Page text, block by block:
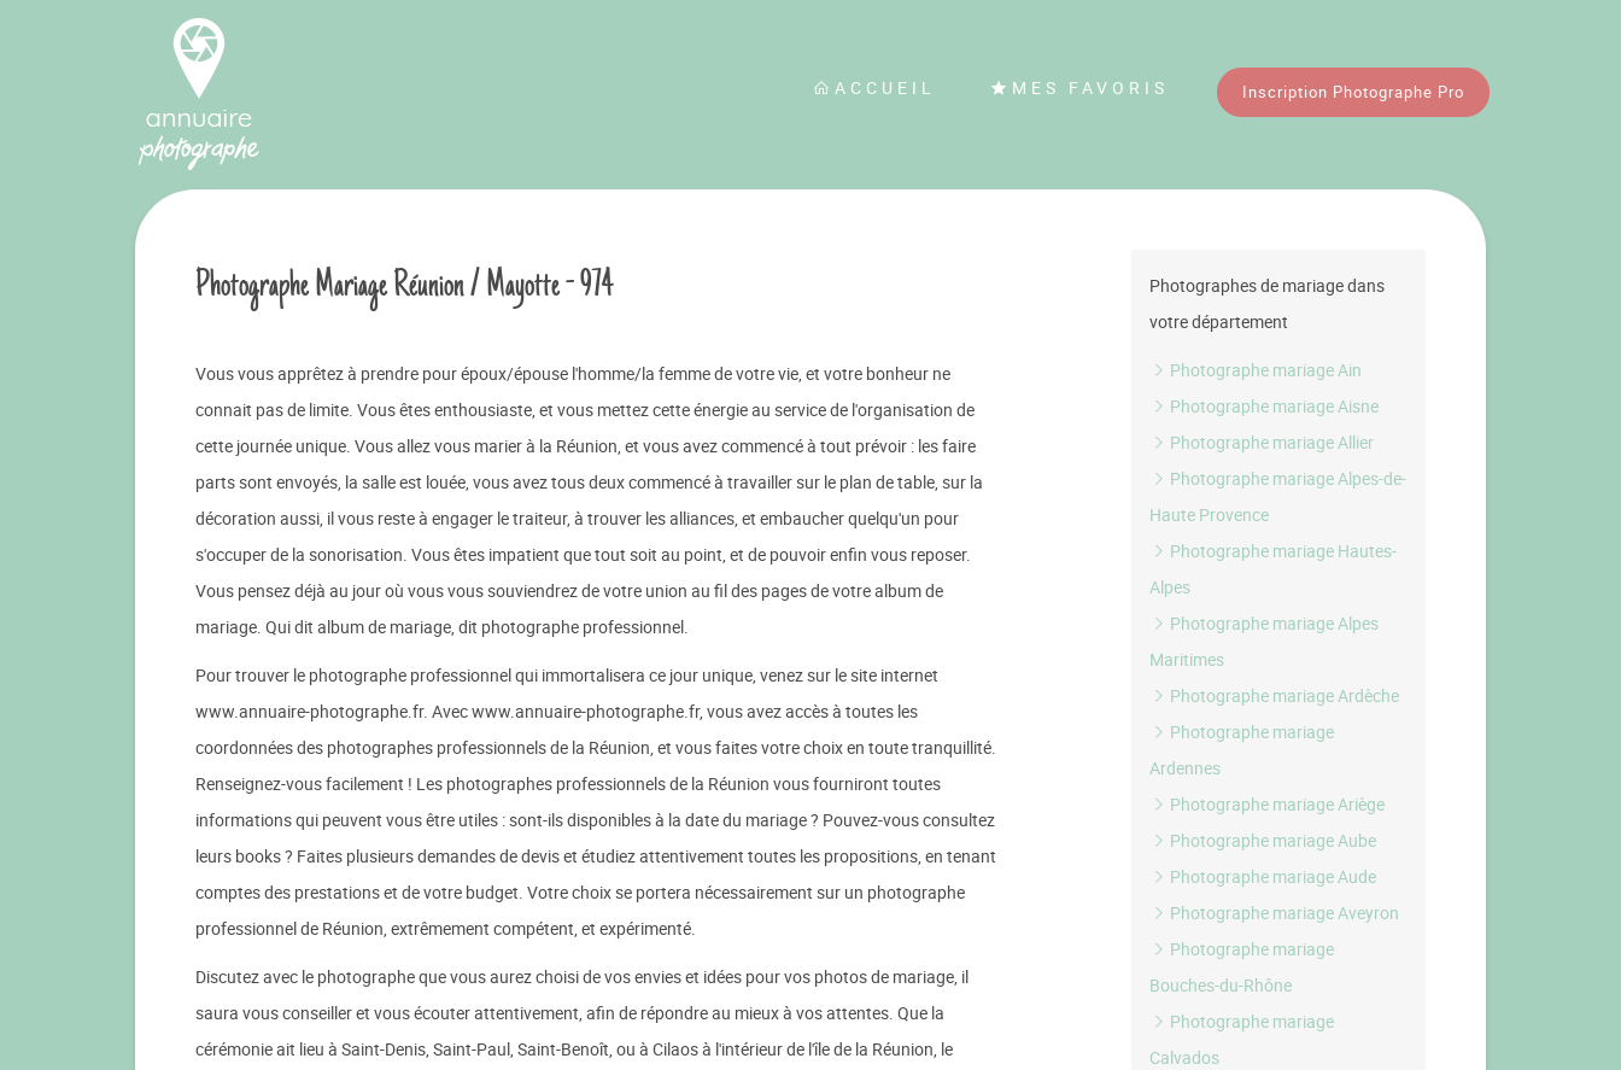
ACCUEIL MES FAVORIS Inscription Photographe Pro
Photographe Mariage Réunion / Mayotte - 974
Vous vous apprêtez à prendre pour époux/épouse l'homme/la femme de votre vie, et votre bonheur ne
connait pas de limite. Vous êtes enthousiaste, et vous mettez cette énergie au service de l'organisation de
cette journée unique. Vous allez vous marier à la Réunion, et vous avez commencé à tout prévoir : les faire
parts sont envoyés, la salle est louée, vous avez tous deux commencé à travailler sur le plan de table, sur la
décoration aussi, il vous reste à engager le traiteur, à trouver les alliances, et embaucher quelqu'un pour
s'occuper de la sonorisation. Vous êtes impatient que tout soit au point, et de pouvoir enfin vous reposer.
Vous pensez déjà au jour où vous vous souviendrez de votre union au fil des pages de votre album de
mariage. Qui dit album de mariage, dit photographe professionnel.
Pour trouver le photographe professionnel qui immortalisera ce jour unique, venez sur le site internet
www.annuaire-photographe.fr. Avec www.annuaire-photographe.fr, vous avez accès à toutes les
coordonnées des photographes professionnels de la Réunion, et vous faites votre choix en toute tranquillité.
Renseignez-vous facilement ! Les photographes professionnels de la Réunion vous fourniront toutes
informations qui peuvent vous être utiles : sont-ils disponibles à la date du mariage ? Pouvez-vous consultez
leurs books ? Faites plusieurs demandes de devis et étudiez attentivement toutes les propositions, en tenant
comptes des prestations et de votre budget. Votre choix se portera nécessairement sur un photographe
professionnel de Réunion, extrêmement compétent, et expérimenté.
Discutez avec le photographe que vous aurez choisi de vos envies et idées pour vos photos de mariage, il
saura vous conseiller et vous écouter attentivement, afin de répondre au mieux à vos attentes. Que la
cérémonie ait lieu à Saint-Denis, Saint-Paul, Saint-Benoît, ou à Cilaos à l'intérieur de l'île de la Réunion, le
Photographes de mariage dans
votre département
Photographe mariage Ain
Photographe mariage Aisne
Photographe mariage Allier
Photographe mariage Alpes-de-
Haute Provence
Photographe mariage Hautes-
Alpes
Photographe mariage Alpes
Maritimes
Photographe mariage Ardèche
Photographe mariage
Ardennes
Photographe mariage Ariège
Photographe mariage Aube
Photographe mariage Aude
Photographe mariage Aveyron
Photographe mariage
Bouches-du-Rhône
Photographe mariage
Calvados